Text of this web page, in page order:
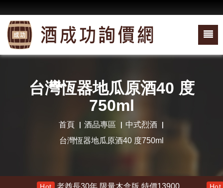
台灣恆器地瓜原酒40 度
750ml
首頁 酒品專區
中式烈酒
台灣恆器地瓜原酒40 度750ml
老酋長30年 限量木盒版 特價13900